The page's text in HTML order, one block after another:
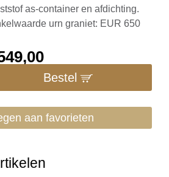
as-container en afdichting.
urn graniet: EUR 650
Bestel
aan favorieten